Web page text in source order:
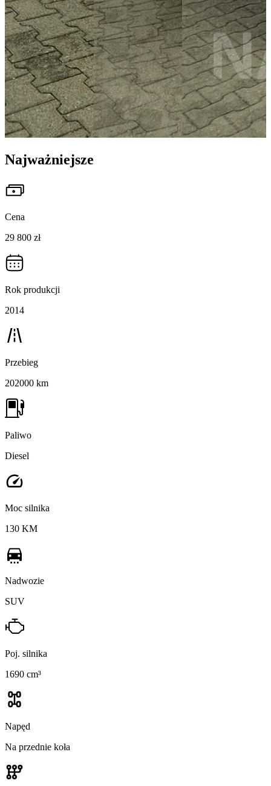
Najważniejsze
Cena
29 800 zł
Rok produkcji
2014
Przebieg
202000 km
Paliwo
Diesel
Moc silnika
130 KM
Nadwozie
SUV
Poj. silnika
1690 cm³
Napęd
Na przednie koła